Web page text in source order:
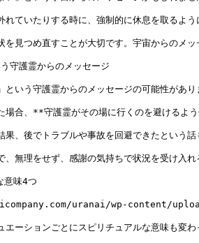
ていたりする時に、強制的に休息を取るよう
見つめ直すことが大切です。宇宙からのメ
守護霊からのメッセージ
いう守護霊からのメッセージの可能性があり
場合、**守護霊がその場に行くのを避けるよ
、後でトラブルや事故を回避できたという話
無理をせず、感謝の気持ちで状況を受け入れ
意味4つ
uranai/wp-content/
ーションごとにスピリチュアルな意味も変わ